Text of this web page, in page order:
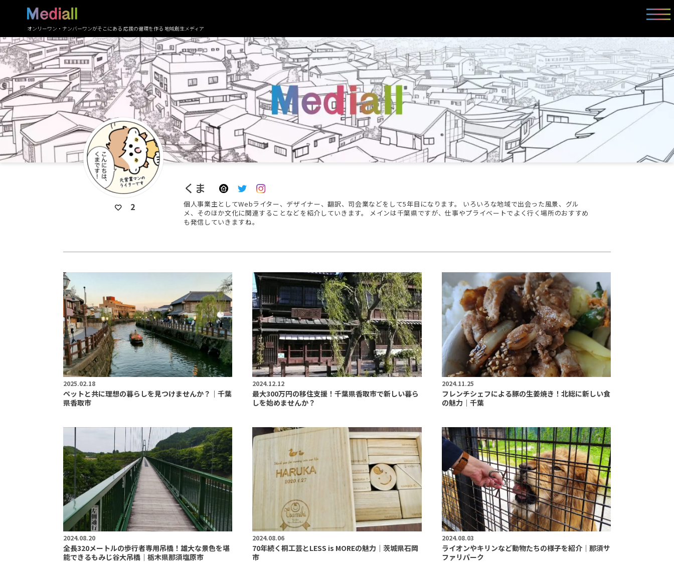
オンリーワン・ナンバーワンがそこにある 応援の循環を作る 地域創生メディア
2
くま
個人事業主としてWebライター、デザイナー、翻訳、司会業などをして5年目になります。 いろいろな地域で出会った風景、グル
メ、そのほか文化に関連することなどを紹介していきます。 メインは千葉県ですが、仕事やプライベートでよく行く場所のおすすめ
も発信していきますね。
2025.02.18
ペットと共に理想の暮らしを見つけませんか？｜千葉
県香取市
2024.12.12
最大300万円の移住支援！千葉県香取市で新しい暮ら
しを始めませんか？
2024.11.25
フレンチシェフによる豚の生姜焼き！北総に新しい食
の魅力｜千葉
2024.08.20
全長320メートルの歩行者専用吊橋！雄大な景色を堪
能できるもみじ谷大吊橋｜栃木県那須塩原市
2024.08.06
70年続く桐工芸とLESS is MOREの魅力｜茨城県石岡
市
2024.08.03
ライオンやキリンなど動物たちの様子を紹介｜那須サ
ファリパーク